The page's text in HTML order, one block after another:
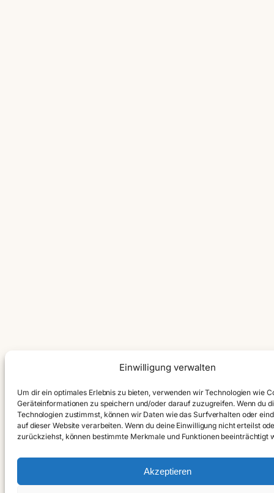
Einwilligung verwalten
Um dir ein optimales Erlebnis zu bieten, verwenden wir Technologien wie
Geräteinformationen zu speichern und/oder darauf zuzugreifen. Wenn du
Technologien zustimmst, können wir Daten wie das Surfverhalten oder
auf dieser Website verarbeiten. Wenn du deine Einwilligung nicht erteilst
zurückziehst, können bestimmte Merkmale und Funktionen beeinträchtigt
Akzeptieren